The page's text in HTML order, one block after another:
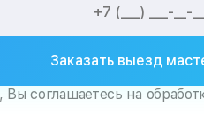
Заказать выезд
Вы соглашаетесь на